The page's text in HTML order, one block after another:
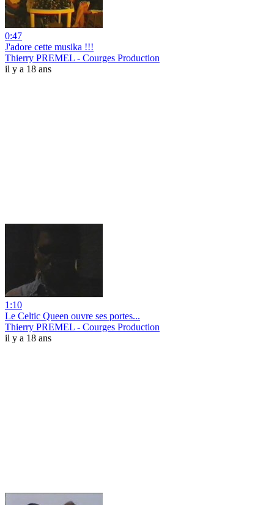
0:47
J'adore cette musika !!!
Thierry PREMEL - Courges Production
il y a 18 ans
1:10
Le Celtic Queen ouvre ses portes...
Thierry PREMEL - Courges Production
il y a 18 ans